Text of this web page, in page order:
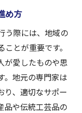
め方
う際には、地域の
とが重要です。
が愛したものや思
。地元の専門家は
り、適切なサポー
品や伝統工芸品の